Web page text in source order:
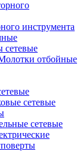
инструмента
сетевые
отбойные
сетевые
сетевые